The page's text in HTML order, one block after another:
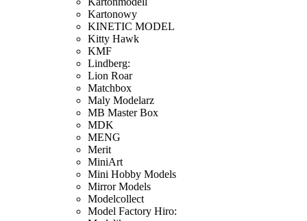
Kartonowy
KINETIC MODEL
Kitty Hawk
KMF
Lindberg:
Lion Roar
Matchbox
Maly Modelarz
MB Master Box
MDK
MENG
Merit
MiniArt
Mini Hobby Models
Mirror Models
Modelcollect
Model Factory Hiro: